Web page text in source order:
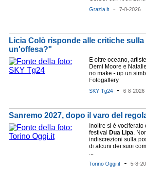
Grazia.it - 7-8-2026
Licia Colò risponde alle critiche
un'offesa?"
E oltre oceano,
Demi Moore e
no make - up un
Fotogallery
SKY Tg24 - 6-8-2026
Sanremo 2027, dopo il varo del
Inoltre si è
festival Dua Lipa.
indiscrezioni sulla
di alcuni dei suoi
...
Torino Oggi.it - 5-8-